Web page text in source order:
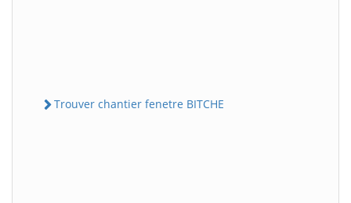
Trouver chantier fenetre BITCHE